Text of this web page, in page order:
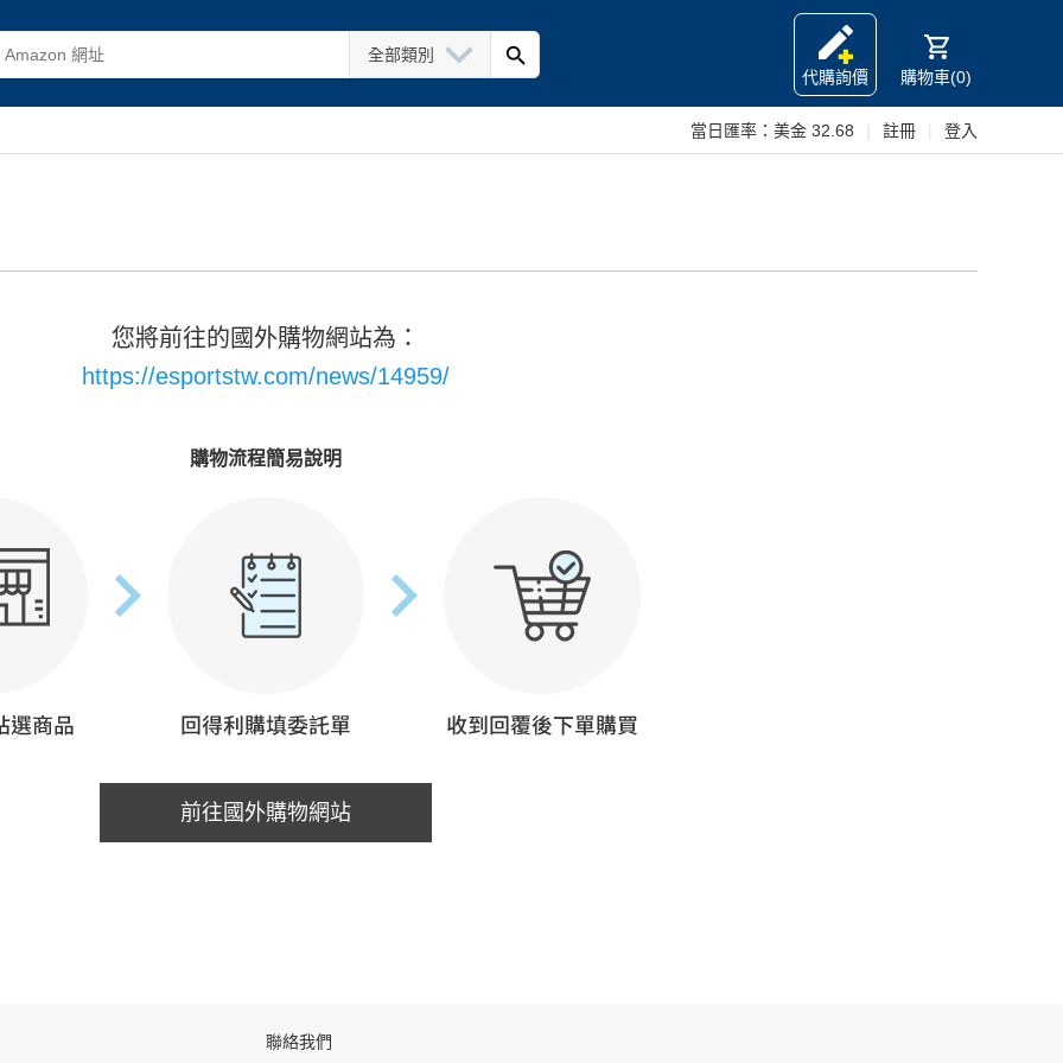
全部類別
代購詢價
購物車(0)
當日匯率： 美金 32.68 註冊 登入
您將前往的國外購物網站為：
https://esportstw.com/news/14959/
購物流程簡易說明
前往國外購物網站
聯絡我們